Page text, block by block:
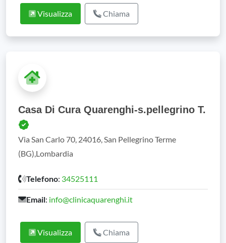
Visualizza Chiama
Casa Di Cura Quarenghi-s.pellegrino T.
Via San Carlo 70, 24016, San Pellegrino Terme
(BG),Lombardia
Telefono: 34525111
Email: info@clinicaquarenghi.it
Visualizza Chiama